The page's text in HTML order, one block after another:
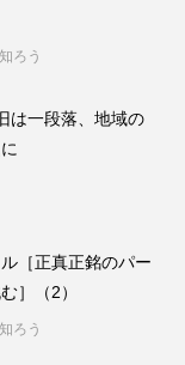
ろう
は一段落、地域の
［正真正銘のパー
］（2）
ろう